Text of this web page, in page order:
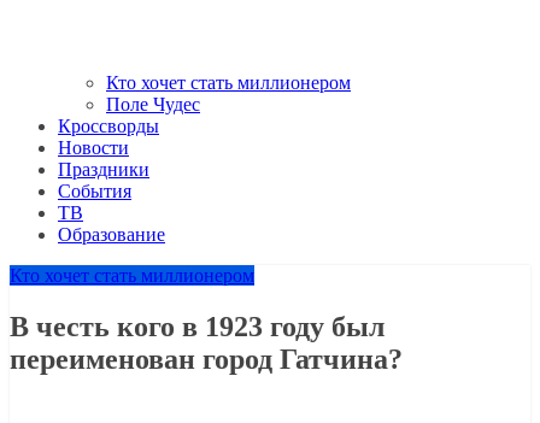
Кто хочет стать миллионером
Поле Чудес
Кроссворды
Новости
Праздники
События
ТВ
Образование
Кто хочет стать миллионером
В честь кого в 1923 году был
переименован город Гатчина?